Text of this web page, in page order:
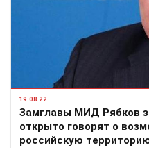
19.08.22
Замглавы МИД Рябков
открыто говорят о
российскую